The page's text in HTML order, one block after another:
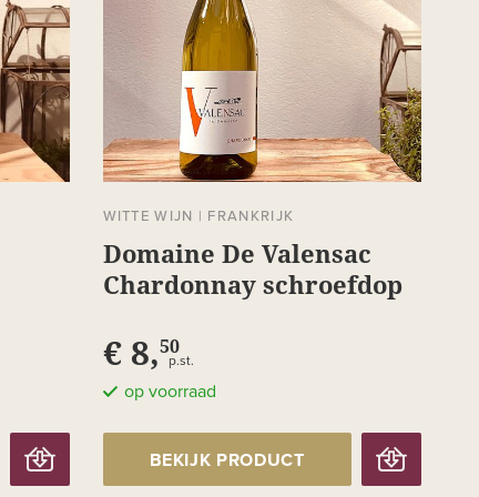
WITTE WIJN | FRANKRIJK
Domaine De Valensac
Chardonnay schroefdop
€ 8,50
p.st.
op voorraad
BEKIJK PRODUCT